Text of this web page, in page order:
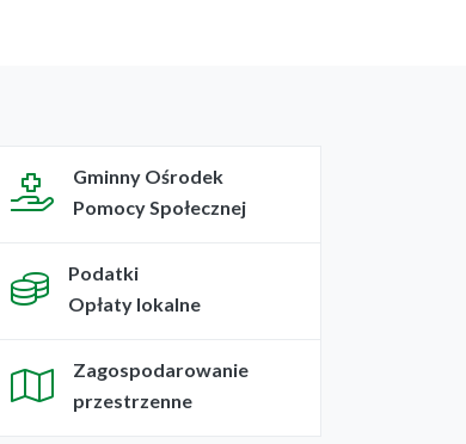
Gminny Ośrodek
Pomocy Społecznej
Podatki
Opłaty lokalne
Zagospodarowanie
przestrzenne